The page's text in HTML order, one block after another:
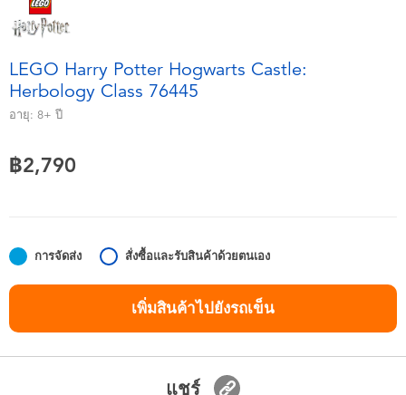
อุปกรณ์แต่งตัวและการสวมบทบาท
ของเล่นนุ่มนิ่ม
แบตเตอรี่
Nintendo Switch
Hot Wheels ฮ็อตวีลส์
LEGO Harry Potter Hogwarts Castle:
Herbology Class 76445
อายุ: 8+ ปี
฿2,790
การจัดส่ง สั่งซื้อและรับสินค้าด้วยตนเอง
เพิ่มสินค้าไปยังรถเข็น
แชร์